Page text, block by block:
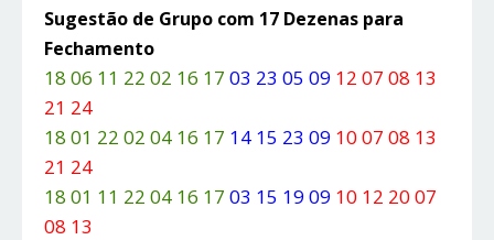
Sugestão de Grupo com 17 Dezenas para
Fechamento
18 06 11 22 02 16 17 03 23 05 09 12 07 08 13
21 24
18 01 22 02 04 16 17 14 15 23 09 10 07 08 13
21 24
18 01 11 22 04 16 17 03 15 19 09 10 12 20 07
08 13